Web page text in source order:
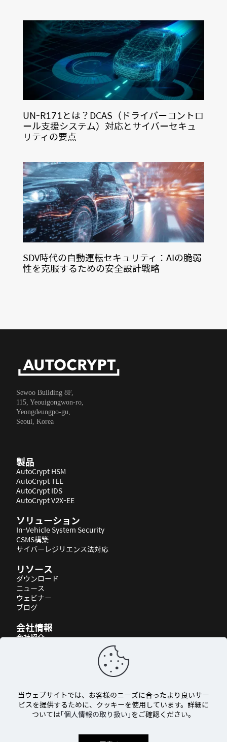
UN-R171とは？DCAS（ドライバーコントロ
ール支援システム）対応とサイバーセキュ
リティの要点
SDV時代の自動運転セキュリティ：AIの脆弱
性を克服するための安全設計戦略
Sewoo Building 8F,
115, Yeouigongwon-ro,
Yeongdeungpo-gu,
Seoul, Korea
製品
AutoCrypt HSM
AutoCrypt TEE
AutoCrypt IDS
AutoCrypt V2X-EE
ソリューション
In-Vehicle System Security
CSMS構築
サイバーレジリエンス法対応
リソース
ダウンロード
ニュース
ウェビナー
ブログ
会社情報
会社紹介
© 2026 AUTOCRYPT Co., Ltd. All rights reserved.
当ウェブサイトでは、お客様のニーズに合ったより良いサー
ビスを提供するために、クッキーを使用しています。詳細に
ついては「個人情報の取り扱い」をご確認ください。